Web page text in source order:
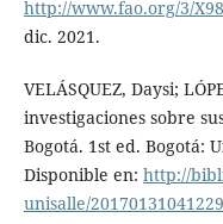
http://www.fao.org/3/
dic. 2021.
VELÁSQUEZ, Daysi;
investigaciones sobre
Bogotá. 1st ed. Bogotá:
Disponible en: http://
unisalle/